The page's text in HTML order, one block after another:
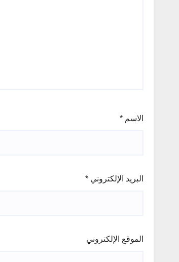
الاسم *
البريد الإلكتروني *
الموقع الإلكتروني